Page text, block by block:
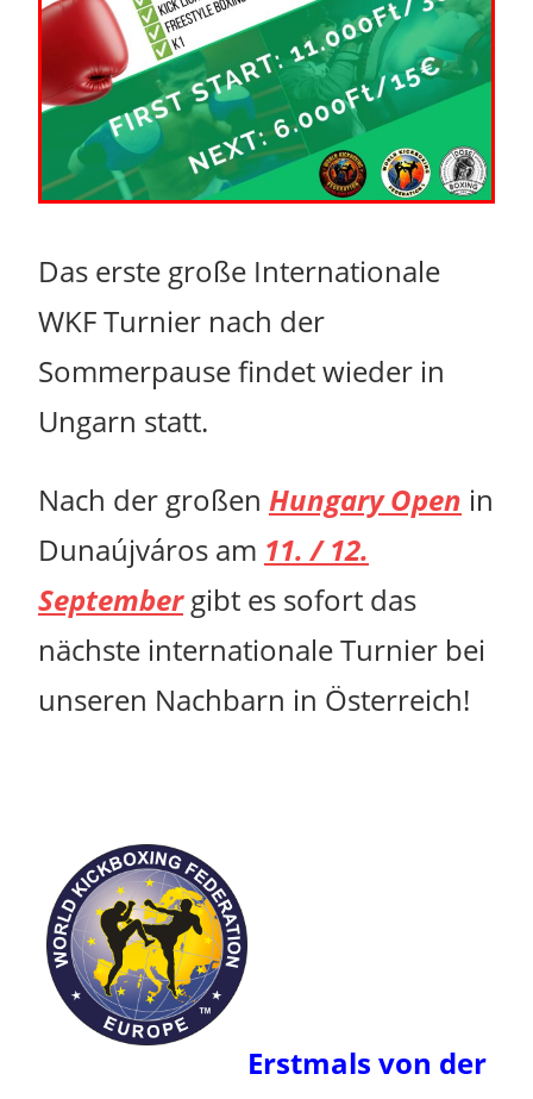
Das erste große Internationale
WKF Turnier nach der
Sommerpause findet wieder in
Ungarn statt.
Nach der großen Hungary Open in
Dunaújváros am 11. / 12.
Septembergibt es sofort das
nächste internationale Turnier bei
unseren Nachbarn in Österreich!
Erstmals von der